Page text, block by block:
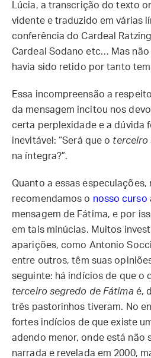
Lúcia, a transcrição do texto
vidente e traduzido em várias
conferência do Cardeal
Cardeal Sodano etc… Mas
havia sido retido por tanto
Essa incompreensão a
da mensagem incitou nos
certa perplexidade e a dúvida
inevitável: “Será que o terceiro
na íntegra?”.
Quanto a essas especulações,
recomendamos o nosso curso
mensagem de Fátima, e por
em tais minúcias. Muitos
aparições, como Antonio
entre outros, têm suas
seguinte: há indícios de que o
terceiro segredo de Fátimaé,
três pastorinhos tiveram. No
fortes indícios de que existe
adendo menor, onde está não
narrada e revelada em 2000,